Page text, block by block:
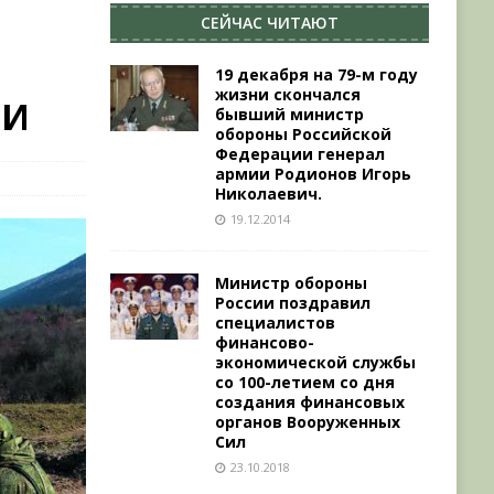
СЕЙЧАС ЧИТАЮТ
19 декабря на 79-м году
жизни скончался
бывший министр
обороны Российской
Федерации генерал
армии Родионов Игорь
Николаевич.
19.12.2014
Министр обороны
России поздравил
специалистов
финансово-
экономической службы
со 100-летием со дня
создания финансовых
органов Вооруженных
Сил
23.10.2018